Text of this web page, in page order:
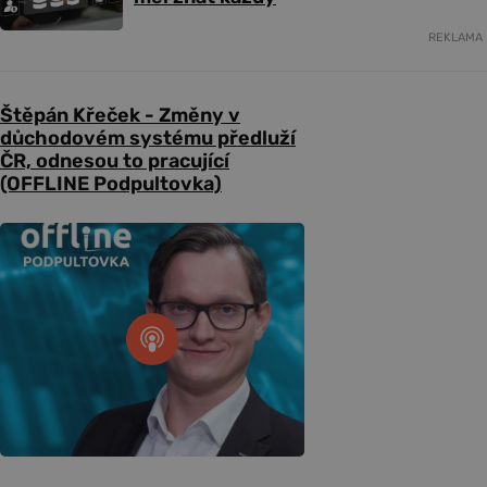
REKLAMA
Štěpán Křeček - Změny v
důchodovém systému předluží
ČR, odnesou to pracující
(OFFLINE Podpultovka)